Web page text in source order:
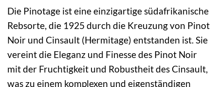
Die Pinotage ist eine einzigartige südafrikanische
Rebsorte, die 1925 durch die Kreuzung von Pinot
Noir und Cinsault (Hermitage) entstanden ist. Sie
vereint die Eleganz und Finesse des Pinot Noir
mit der Fruchtigkeit und Robustheit des Cinsault,
was zu einem komplexen und eigenständigen